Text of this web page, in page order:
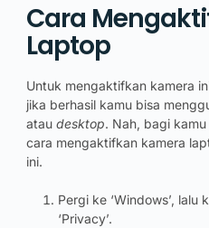
Cara
Laptop
Untuk mengaktifkan kamera
jika berhasil kamu bisa
atau desktop. Nah, bagi
cara mengaktifkan kamera
ini.
Pergi ke ‘Windows’, lalu
‘Privacy’.